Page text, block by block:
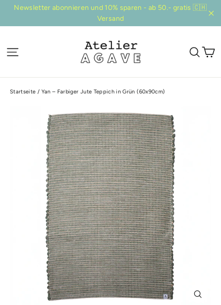
Direkt
Inhalt
Newsletter abonnieren und 10% sparen - ab 50.- gratis 🇨🇭
Versand
Seitennavigation
Startseite / Yan – Farbiger Jute Teppich in Grün (60x90cm)